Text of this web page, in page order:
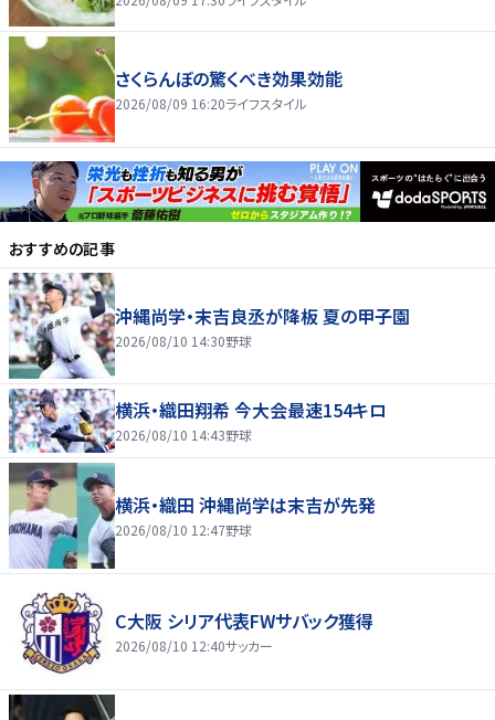
さくらんぼの驚くべき効果効能
2026/08/09 16:20ライフスタイル
おすすめの記事
沖縄尚学・末吉良丞が降板 夏の甲子園
2026/08/10 14:30野球
横浜・織田翔希 今大会最速154キロ
2026/08/10 14:43野球
横浜・織田 沖縄尚学は末吉が先発
2026/08/10 12:47野球
C大阪 シリア代表FWサバック獲得
2026/08/10 12:40サッカー